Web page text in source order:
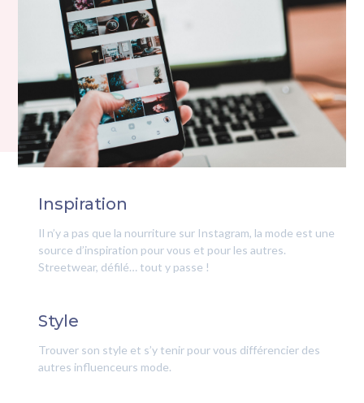
Inspiration
Il n’y a pas que la nourriture sur Instagram, la mode est une
source d’inspiration pour vous et pour les autres.
Streetwear, défilé… tout y passe !
Style
Trouver son style et s’y tenir pour vous différencier des
autres influenceurs mode.